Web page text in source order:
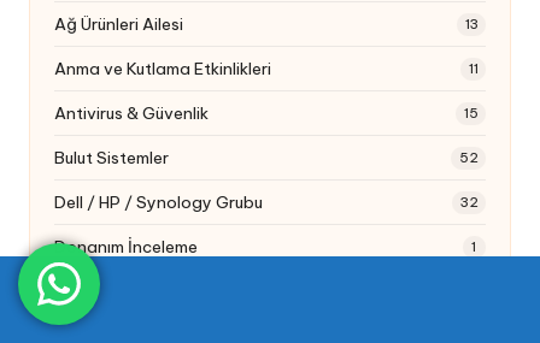
Ağ Ürünleri Ailesi 13
Anma ve Kutlama Etkinlikleri 11
Antivirus & Güvenlik 15
Bulut Sistemler 52
Dell / HP / Synology Grubu 32
Donanım İnceleme 1
Exchange Server Ailesi
Genel Paylaşım & İpucu